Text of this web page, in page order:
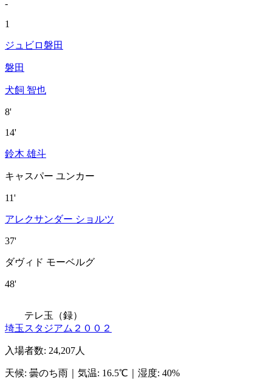
-
1
ジュビロ磐田
磐田
犬飼 智也
8'
14'
鈴木 雄斗
キャスパー ユンカー
11'
アレクサンダー ショルツ
37'
ダヴィド モーベルグ
48'
テレ玉（録）
埼玉スタジアム２００２
入場者数: 24,207人
天候: 曇のち雨 気温: 16.5℃ 湿度: 40%